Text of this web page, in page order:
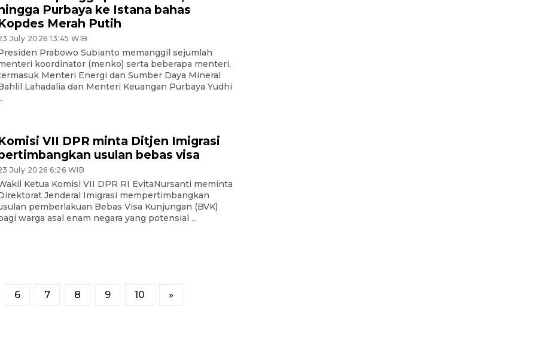
Purbaya ke Istana bahas
Merah Putih
July 2026 13:45 WIB
Prabowo Subianto memanggil sejumlah
koordinator (menko) serta beberapa menteri,
Menteri Energi dan Sumber Daya Mineral
Lahadalia dan Menteri Keuangan Purbaya Yudhi
VII DPR minta Ditjen Imigrasi
usulan bebas visa
July 2026 6:26 WIB
Ketua Komisi VII DPR RI EvitaNursanti meminta
Jenderal Imigrasi mempertimbangkan
pemberlakuan Bebas Visa Kunjungan (BVK)
warga asal enam negara yang potensial ...
6 7 8 9 10 »